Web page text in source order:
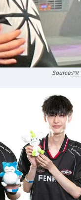
PR